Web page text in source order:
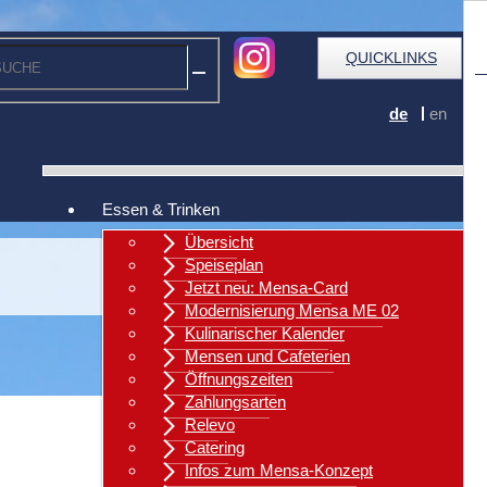
Essen & Trinken
Übersicht
Speiseplan
Jetzt neu: Mensa-Card
Modernisierung Mensa ME 02
Kulinarischer Kalender
Mensen und Cafeterien
Öffnungszeiten
Zahlungsarten
Relevo
Catering
Infos zum Mensa-Konzept
QUICKLINKS
de en